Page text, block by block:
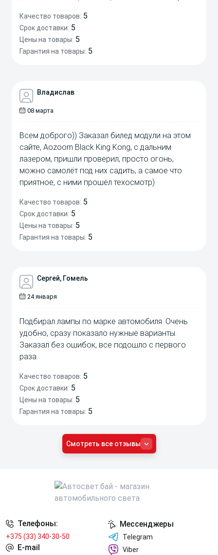
Качество товаров: 5
Срок доставки: 5
Цены на товары: 5
Гарантия на товары: 5
Владислав
08 марта
Всем доброго)) Заказал билед модули на этом
сайте, Aozoom Black King Kong, с дальним
лазером, пришли проверил, просто огонь,
можно самолёт под них садить, а самое что
приятное, с ними прошёл техосмотр)
Качество товаров: 5
Срок доставки: 5
Цены на товары: 5
Гарантия на товары: 5
Сергей, Гомель
24 января
Подбирал лампы по марке автомобиля. Очень
удобно, сразу показало нужные варианты.
Заказал без ошибок, все подошло с первого
раза.
Качество товаров: 5
Срок доставки: 5
Цены на товары: 5
Гарантия на товары: 5
Смотреть все отзывы
Телефоны:
+375 (33) 340-30-50
E-mail
Мессенджеры
Telegram
Viber